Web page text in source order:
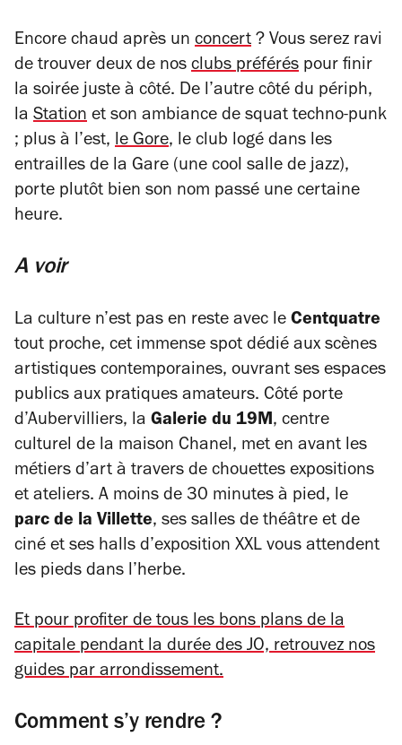
Encore chaud après un concert ? Vous serez ravi
de trouver deux de nos clubs préférés pour finir
la soirée juste à côté. De l’autre côté du périph,
la Station et son ambiance de squat techno-punk
; plus à l’est, le Gore, le club logé dans les
entrailles de la Gare (une cool salle de jazz),
porte plutôt bien son nom passé une certaine
heure.
A voir
La culture n’est pas en reste avec le Centquatre
tout proche, cet immense spot dédié aux scènes
artistiques contemporaines, ouvrant ses espaces
publics aux pratiques amateurs. Côté porte
d’Aubervilliers, la Galerie du 19M, centre
culturel de la maison Chanel, met en avant les
métiers d’art à travers de chouettes expositions
et ateliers. A moins de 30 minutes à pied, le
parc de la Villette, ses salles de théâtre et de
ciné et ses halls d’exposition XXL vous attendent
les pieds dans l’herbe.
Et pour profiter de tous les bons plans de la
capitale pendant la durée des JO, retrouvez nos
guides par arrondissement.
Comment s’y rendre ?